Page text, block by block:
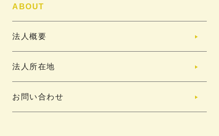
ABOUT
法人概要
法人所在地
お問い合わせ